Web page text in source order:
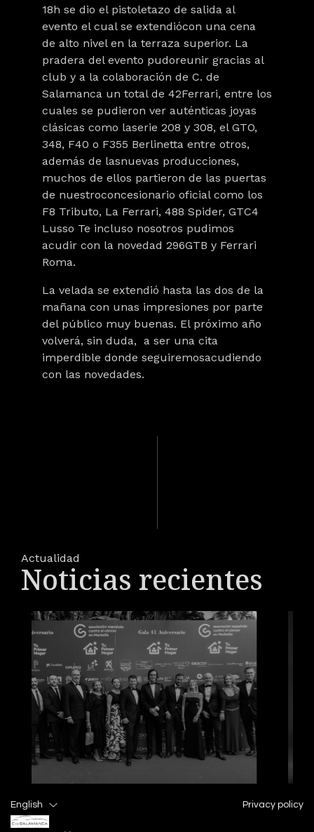
18h se dio el pistoletazo de salida al
evento el cual se extendiócon una cena
de alto nivel en la terraza superior. La
pradera del evento pudoreunir gracias al
club y a la colaboración de C. de
Salamanca un total de 42Ferrari, entre los
cuales se pudieron ver auténticas joyas
clásicas como laserie 208 y 308, el GTO,
348, F40 o F355 Berlinetta entre otros,
además de lasnuevas producciones,
muchos de ellos partieron de las puertas
de nuestroconcesionario oficial como los
F8 Tributo, La Ferrari, 488 Spider, GTC4
Lusso Te incluso nosotros pudimos
acudir con la novedad 296GTB y Ferrari
Roma.
La velada se extendió hasta las dos de la
mañana con unas impresiones por parte
del público muy buenas. El próximo año
volverá, sin duda, a ser una cita
imperdible donde seguiremosacudiendo
con las novedades.
Actualidad
Noticias recientes
C. de Salamanca
English Privacy policy